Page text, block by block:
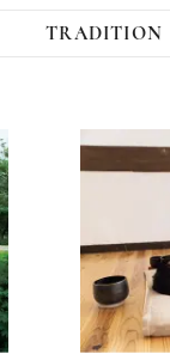
TRADITION